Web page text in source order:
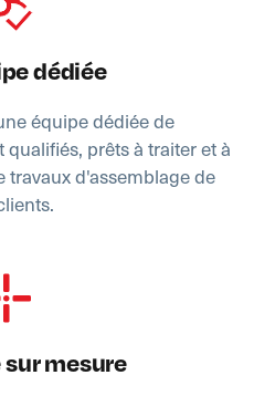
dédiée
équipe dédiée de
prêts à traiter et à
travaux d'assemblage de
mesure